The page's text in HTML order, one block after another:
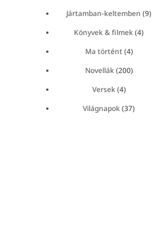
Jártamban-keltemben (9)
Könyvek & filmek(4)
Ma történt(4)
Novellák(200)
Versek(4)
Világnapok(37)